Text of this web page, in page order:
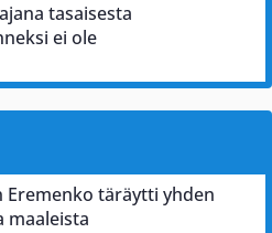
tasaisesta
ei ole
Eremenko täräytti yhden
maaleista